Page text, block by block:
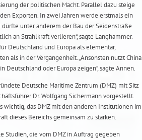
der politischen Macht. Parallel dazu steige
Exporten. In zwei Jahren werde erstmals ein
unter anderem der Bau der Seidenstraße
an Strahlkraft verlieren“, sagte Langhammer.
Deutschland und Europa als elementar,
als in der Vergangenheit. „Ansonsten nutzt China
oder Europa zeigen“, sagte Annen.
Deutsche Maritime Zentrum (DMZ) mit Sitz
Dr. Wolfgang Sichermann vorgestellt.
wichtig, das DMZ mit den anderen Institutionen im
dieses Bereichs gemeinsam zu stärken.
Studien, die vom DMZ in Auftrag gegeben